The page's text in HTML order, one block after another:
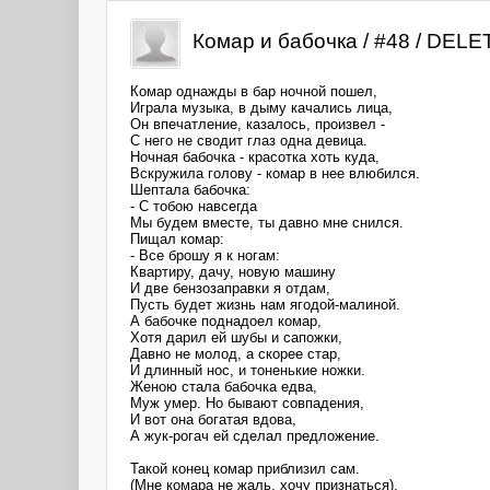
Комар и бабочка / #48 /
Комар однажды в бар ночной пошел,
Играла музыка, в дыму качались лица,
Он впечатление, казалось, произвел -
С него не сводит глаз одна девица.
Ночная бабочка - красотка хоть куда,
Вскружила голову - комар в нее влюбился.
Шептала бабочка:
- С тобою навсегда
Мы будем вместе, ты давно мне снился.
Пищал комар:
- Все брошу я к ногам:
Квартиру, дачу, новую машину
И две бензозаправки я отдам,
Пусть будет жизнь нам ягодой-малиной.
А бабочке поднадоел комар,
Хотя дарил ей шубы и сапожки,
Давно не молод, а скорее стар,
И длинный нос, и тоненькие ножки.
Женою стала бабочка едва,
Муж умер. Но бывают совпадения,
И вот она богатая вдова,
А жук-рогач ей сделал предложение.
Такой конец комар приблизил сам.
(Мне комара не жаль, хочу признаться),